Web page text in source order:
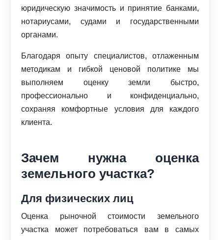
юридическую значимость и принятие банками,
нотариусами, судами и государственными
органами.
Благодаря опыту специалистов, отлаженным
методикам и гибкой ценовой политике мы
выполняем оценку земли быстро,
профессионально и конфиденциально,
сохраняя комфортные условия для каждого
клиента.
Зачем нужна оценка
земельного участка?
Для физических лиц
Оценка рыночной стоимости земельного
участка может потребоваться вам в самых